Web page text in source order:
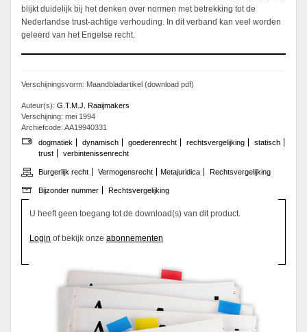
blijkt duidelijk bij het denken over normen met betrekking tot de
Nederlandse trust-achtige verhouding. In dit verband kan veel worden
geleerd van het Engelse recht.
Verschijningsvorm: Maandbladartikel (download pdf)
Auteur(s): G.T.M.J. Raaijmakers
Verschijning: mei 1994
Archiefcode: AA19940331
dogmatiek
dynamisch goederenrecht rechtsvergelijking
statisch
trust
verbintenissenrecht
Burgerlijk recht Vermogensrecht Metajuridica Rechtsvergelijking
Bijzonder nummer Rechtsvergelijking
U heeft geen toegang tot de download(s) van dit product.
Login of bekijk onze abonnementen